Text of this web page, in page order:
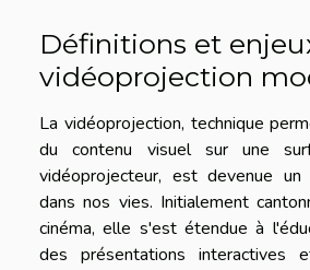
Définitions et
vidéoprojection
La vidéoprojection, technique
du contenu visuel sur une
vidéoprojecteur, est devenue
dans nos vies. Initialement
cinéma, elle s'est étendue à
des présentations interactives